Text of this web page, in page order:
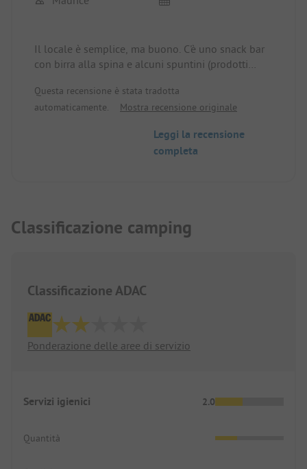
Il locale è semplice, ma buono. C'è uno snack bar
con birra alla spina e alcuni spuntini (prodotti
igienici sono semplici ma puliti. Quando il
campeggio è pieno, i servizi igienici e le docce
trovano su un grande prato incontaminato. Ci sono
anche alcuni campeggiatori stagionali e alcuni
Questa recensione è stata tradotta
automaticamente.
Mostra recensione originale
Leggi la recensione
completa
Classificazione camping
Classificazione ADAC
Ponderazione delle aree di servizio
Servizi igienici 2.0
Quantità